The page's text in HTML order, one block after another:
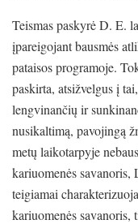
Teismas paskyrė D. E.
įpareigojant bausmės
pataisos programoje.
paskirta, atsižvelgus į
lengvinančių ir
nusikaltimą, pavojingą
metų laikotarpyje
kariuomenės savanoris,
teigiamai
kariuomenės